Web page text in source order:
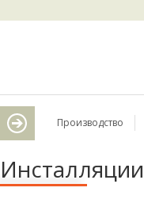
Производство
Инсталляции